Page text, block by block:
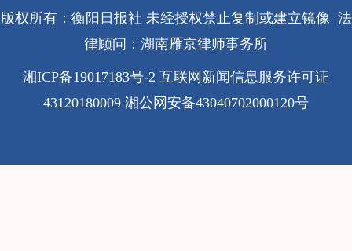
版权所有：衡阳日报社 未经授权禁止复制或建立镜像 法
律顾问：湖南雁京律师事务所
湘ICP备19017183号-2 互联网新闻信息服务许可证
43120180009 湘公网安备43040702000120号